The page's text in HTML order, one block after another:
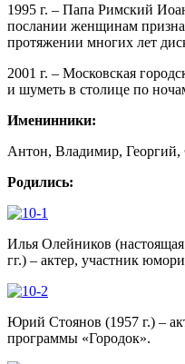
1995 г. – Папа Римский
послании женщинам
протяжении многих лет
2001 г. – Московская
и шуметь в столице по
Именинники:
Антон, Владимир,
Родились:
Илья Олейников
гг.) – актер, участник
Юрий Стоянов (1957 г.) –
программы «Городок».